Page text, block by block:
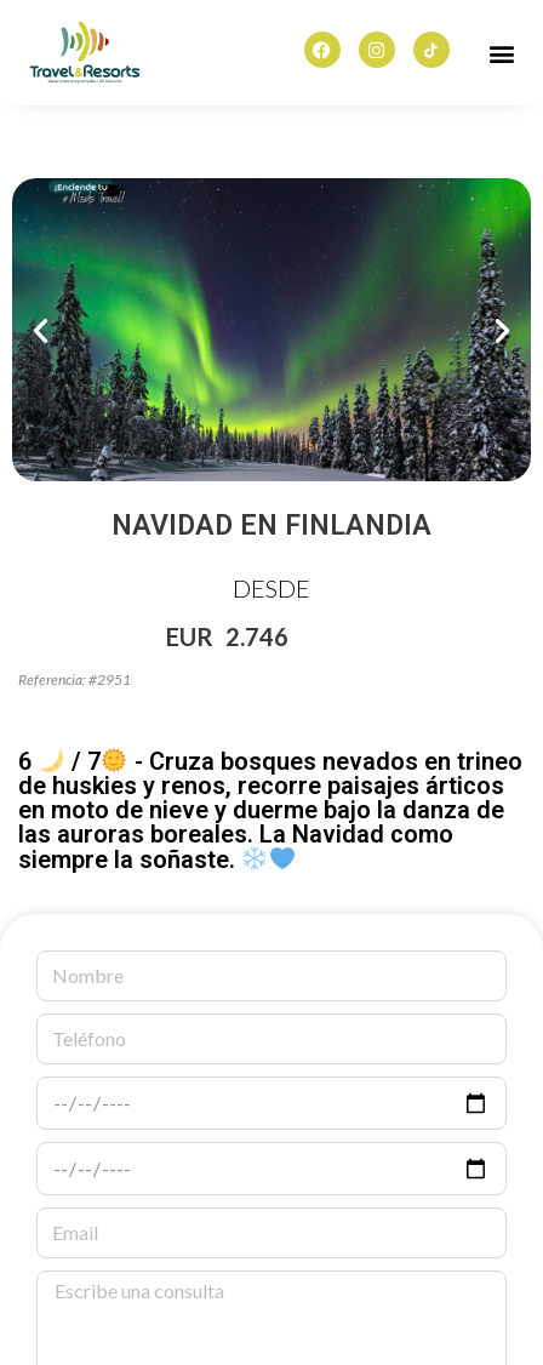
NAVIDAD EN FINLANDIA
DESDE
EUR 2.746
Referencia: #2951
6 / 7
- Cruza bosques nevados en trineo
de huskies y renos, recorre paisajes árticos
en moto de nieve y duerme bajo la danza de
las auroras boreales. La Navidad como
siempre la soñaste.